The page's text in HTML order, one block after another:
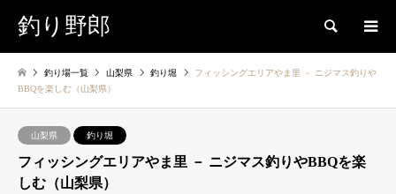
釣り野郎 検索
釣り場一覧 山梨県 釣り堀
フィッシングエリアやま里 － ニジマス釣りや
BBQを楽しむ（山梨県）
山梨県 釣り堀
フィッシングエリアやま里 － ニジマス釣りやBBQを楽
しむ（山梨県）